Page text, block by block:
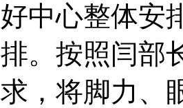
好中心整体安
排。按照闫部
求，将脚力、